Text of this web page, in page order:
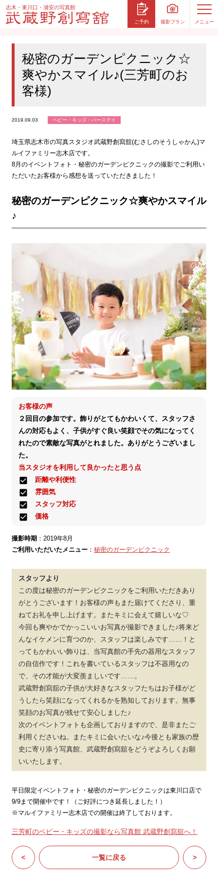
志木・東川口・浦安の写真館
ご予約 撮影プラン メニュー
秘密のガーデンピクニック☆
爽やかスマイル♪(三芳町のお
客様)
2019.09.03 ベビー・キッズ・バースデイ
埼玉県志木市の写真スタジオ武蔵野創寫舘(むさしのそうしゃかん)マ
ルイファミリー志木店です。
8月のイベントフォト・秘密のガーデンピクニックの撮影でご利用い
ただいたお客様から感想を送っていただきました！
秘密のガーデンピクニック☆爽やかスマイル
♪
お客様の声
２回目の参加です。飾りがとてもかわいくて、スタッフさ
んの対応もよく、子供がすぐ良い笑顔でその気になってく
れたので素敵な写真がとれました。ありがとうございまし
た。
当スタジオを利用して良かったと思う点
距離や利便性
雰囲気
スタッフ対応
価格
撮影時期 ：2019年8月
ご利用いただいたメニュー ： 秘密のガーデンピクニック
スタッフより
この度は秘密のガーデンピクニックをご利用いただきあり
がとうございます！お客様の声もまた届けてくださり、重
ねてお礼を申し上げます。またキミに会えて嬉しいな♡
今回も爽やかでかっこいいお写真が撮影できました♪将来ど
んなイケメンに育つのか、スタッフは楽しみです……！と
ってもかわいい飾りは、当写真館の手先の器用なスタッフ
の自信作です！これを書いているスタッフは不器用なの
で、その才能が大変羨ましいです……。
武蔵野創寫舘の子供が大好きなスタッフたちはお子様がど
うしたら笑顔になってくれるかを熟知しております。無事
笑顔のお写真が残せて安心しました♪
次のイベントフォトも企画しておりますので、是非またご
利用くださいね。またキミに会いたいな♪今後とも家族の歴
史に寄り添う写真館、武蔵野創寫舘をどうぞよろしくお願
いいたします。
平日限定イベントフォト・秘密のガーデンピクニックは東川口店で
9/9まで開催中です！（ご好評につき延長しました！）
※マルイファミリー志木店での開催は終了しております。
三芳町のベビー・キッズの撮影なら写真館 武蔵野創寫舘へ！
< 一覧に戻る >